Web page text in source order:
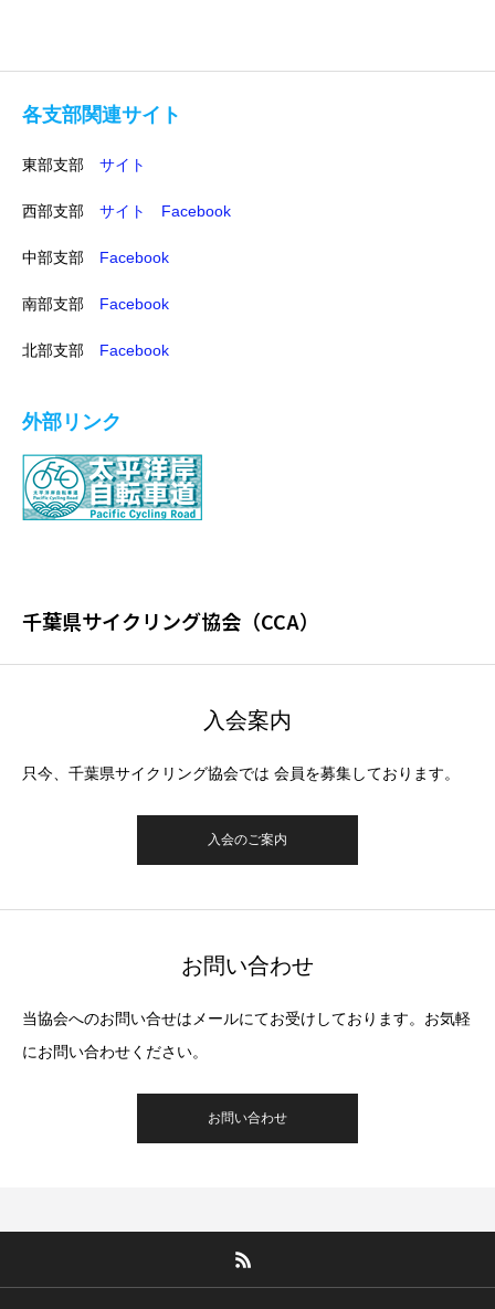
各支部関連サイト
東部支部 サイト
西部支部 サイト Facebook
中部支部 Facebook
南部支部 Facebook
北部支部 Facebook
外部リンク
千葉県サイクリング協会（CCA）
入会案内
只今、千葉県サイクリング協会では 会員を募集しております。
入会のご案内
お問い合わせ
当協会へのお問い合せはメールにてお受けしております。お気軽
にお問い合わせください。
お問い合わせ